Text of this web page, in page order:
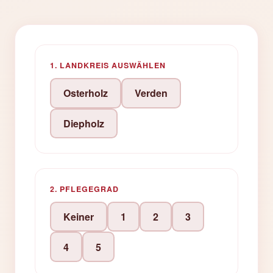
1. LANDKREIS AUSWÄHLEN
Osterholz Verden
Diepholz
2. PFLEGEGRAD
Keiner 1 2 3
4 5